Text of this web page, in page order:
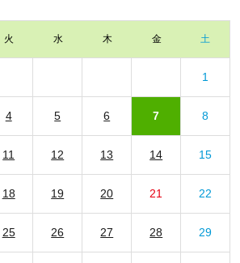
火 水 木 金 土
1
4 5 6 7 8
11 12 13 14 15
18 19 20 21 22
25 26 27 28 29